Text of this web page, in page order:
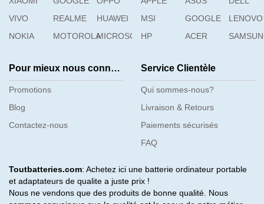
VIVO
REALME
HUAWEI
NOKIA
MOTOROLAMICROSOFT
MSI
GOOGLE
LENOVO
HP
ACER
Pour mieux nous connaître
Promotions
Blog
Contactez-nous
Service Clientèle
Qui sommes-nous?
Livraison & Retours
Paiements sécurisés
FAQ
Toutbatteries.com: Achetez ici une batterie ordinateur portable
et adaptateurs de qualite a juste prix !
Nous ne vendons que des produits de bonne qualité. Nous